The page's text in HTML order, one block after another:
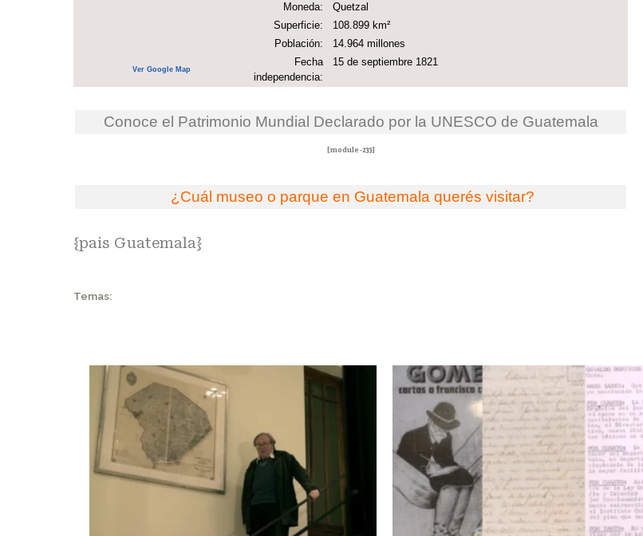
Moneda:
Quetzal
Superficie:
108.899 km²
Población:
14.964 millones
Ver Google Map
Fecha
independencia:
15 de septiembre 1821
Conoce el Patrimonio Mundial Declarado por la UNESCO de Guatemala
[module-233]
¿Cuál museo o parque en Guatemala querés visitar?
{pais Guatemala}
Temas: